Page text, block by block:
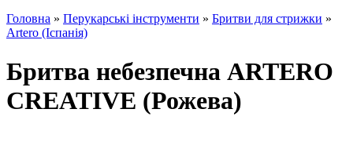
Головна » Перукарські інструменти » Бритви для стрижки »
Artero (Іспанія)
Бритва небезпечна ARTERO
CREATIVE (Рожева)